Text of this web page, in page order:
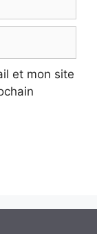
et mon site